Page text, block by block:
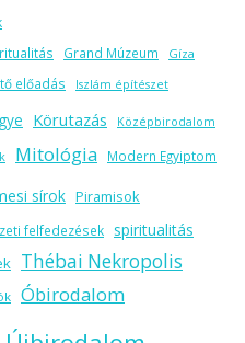
Grand Múzeum Gíza
előadás Iszlám építészet
Körutazás Középbirodalom
Mitológia Modern Egyiptom
sírok Piramisok
felfedezések spiritualitás
Thébai Nekropolis
Óbirodalom